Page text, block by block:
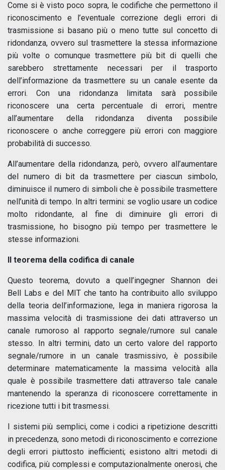
Come si è visto poco sopra, le codifiche che permettono il
riconoscimento e l’eventuale correzione degli errori di
trasmissione si basano più o meno tutte sul concetto di
ridondanza, ovvero sul trasmettere la stessa informazione
più volte o comunque trasmettere più bit di quelli che
sarebbero strettamente necessari per il trasporto
dell’informazione da trasmettere su un canale esente da
errori. Con una ridondanza limitata sarà possibile
riconoscere una certa percentuale di errori, mentre
all’aumentare della ridondanza diventa possibile
riconoscere o anche correggere più errori con maggiore
probabilità di successo.
All’aumentare della ridondanza, però, ovvero all’aumentare
del numero di bit da trasmettere per ciascun simbolo,
diminuisce il numero di simboli che è possibile trasmettere
nell’unità di tempo. In altri termini: se voglio usare un codice
molto ridondante, al fine di diminuire gli errori di
trasmissione, ho bisogno più tempo per trasmettere le
stesse informazioni.
Il teorema della codifica di canale
Questo teorema, dovuto a quell’ingegner Shannon dei
Bell Labs e del MIT che tanto ha contribuito allo sviluppo
della teoria dell’informazione, lega in maniera rigorosa la
massima velocità di trasmissione dei dati attraverso un
canale rumoroso al rapporto segnale/rumore sul canale
stesso. In altri termini, dato un certo valore del rapporto
segnale/rumore in un canale trasmissivo, è possibile
determinare matematicamente la massima velocità alla
quale è possibile trasmettere dati attraverso tale canale
mantenendo la speranza di riconoscere correttamente in
ricezione tutti i bit trasmessi.
I sistemi più semplici, come i codici a ripetizione descritti
in precedenza, sono metodi di riconoscimento e correzione
degli errori piuttosto inefficienti; esistono altri metodi di
codifica, più complessi e computazionalmente onerosi, che